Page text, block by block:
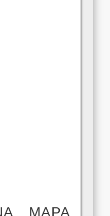
MAPA